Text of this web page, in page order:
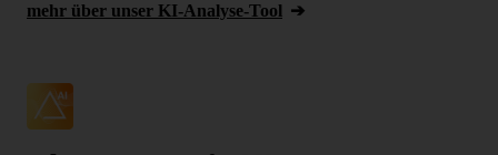
mehr über unser KI-Analyse-Tool